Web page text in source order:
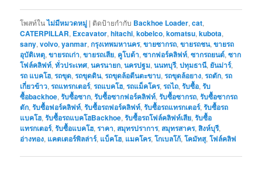
โพสท์ในไม่มีหมวดหมู่ | ติดป้ายกำกับ Backhoe Loader,cat,
CATERPILLAR, Excavator,hitachi,kobelco,komatsu,kubota,
sany,volvo,yanmar,กรุงเทพมหานคร,ขายซากรถ,ขายรถชน,ขายรถ
อุบัติเหตุ,ขายรถเก่า,ขายรถเสีย, คูโบต้า,ซากฟอร์คลิฟท์,ซากรถยนต์,ซาก
โฟล์คลิฟท์,ทั่วประเทศ,นครนายก,นครปฐม,นนทบุรี,ปทุมธานี, ยันม่าร์,
รถ แบคโฮ,รถขุด,รถขุดดิน,รถขุดล้อตีนตะขาบ,รถขุดล้อยาง,รถตัก,รถ
เกี่ยวข้าว,รถแทรกเตอร์,รถแบคโฮ,รถแม็คโคร,รถไถ,รับซื้อ,รับ
ซื้อbackhoe,รับซื้อซาก,รับซื้อซากฟอร์คลิฟท์,รับซื้อซากรถ,รับซื้อซากรถ
ตัก,รับซื้อฟอร์คลิฟท์,รับซื้อรถฟอร์คลิฟท์,รับซื้อรถแทรกเตอร์,รับซื้อรถ
แบคโฮ,รับซื้อรถแบคโฮBackhoe,รับซื้อรถโฟล์คลิฟท์เสีย,รับซื้อ
แทรกเตอร์,รับซื้อแบคโฮ,ราคา, สมุทรปราการ, สมุทรสาคร,สิงห์บุรี,
อ่างทอง, แคตเตอร์พิลล่าร์, แบ็คโฮ, แมคโคร,โกเบลโก้,โคมัทสุ,โฟล์คลิฟ